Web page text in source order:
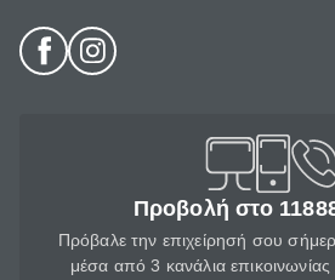
Προβολή στο
Πρόβαλε την επιχείρησή σου
μέσα από 3 κανάλια επικοινωνίας